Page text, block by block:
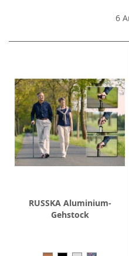
6
RUSSKA Aluminium-
Gehstock